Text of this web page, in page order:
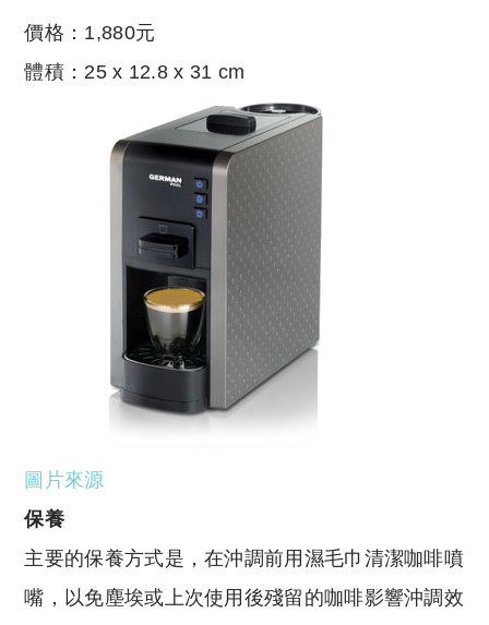
價格：1,880元
體積：25 x 12.8 x 31 cm
圖片來源
保養
主要的保養方式是，在沖調前用濕毛巾清潔咖啡噴
嘴，以免塵埃或上次使用後殘留的咖啡影響沖調效